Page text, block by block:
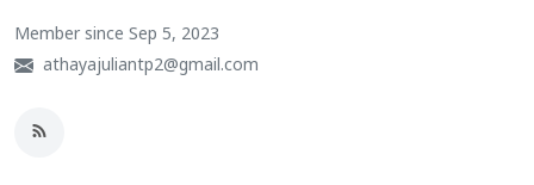
Kearifan lokal
Seni
Member since Sep 5, 2023
athayajuliantp2@gmail.com